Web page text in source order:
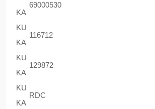
KA
69000530
KU
KA
116712
KU
KA
129872
KU
KA
RDC